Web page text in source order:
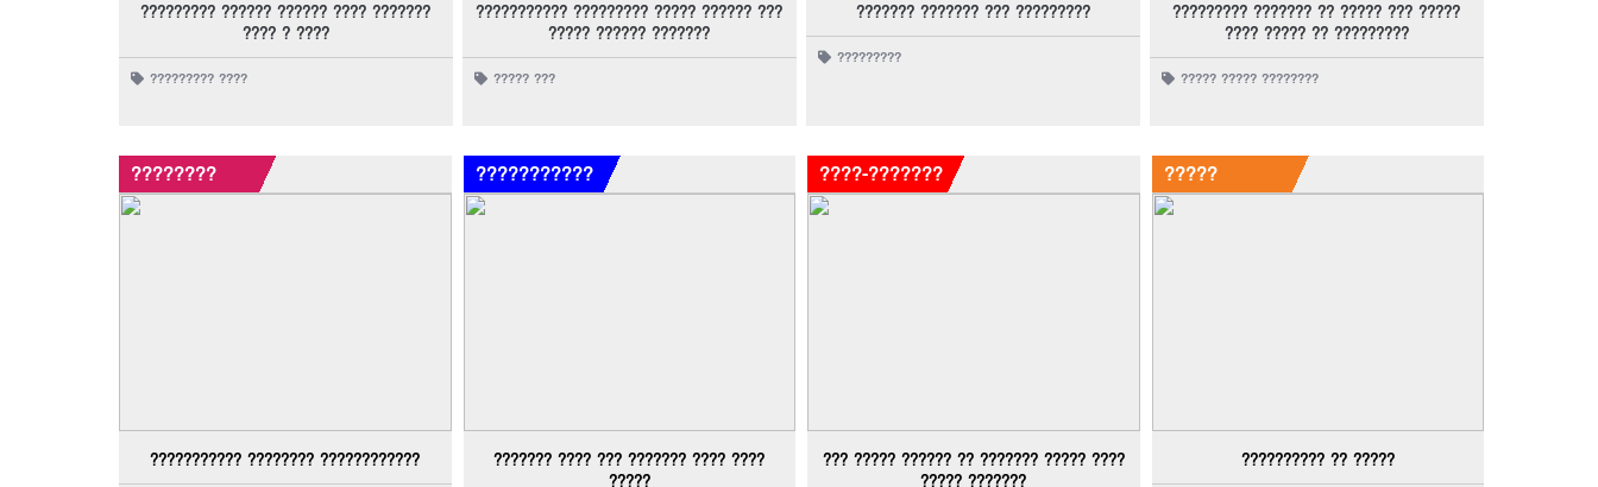
????????? ?????? ?????? ???? ???????
???? ? ????
????????? ????
??????????? ????????? ????? ?????? ???
????? ?????? ???????
????? ???
??????? ??????? ??? ?????????
?????????
????????? ??????? ?? ????? ??? ?????
???? ????? ?? ?????????
????? ????? ????????
????????
??????????? ???????? ????????????
???????????
??????? ???? ??? ??????? ???? ????
?????
????-???????
??? ????? ?????? ?? ??????? ????? ????
????? ???????
?????
?????????? ?? ?????